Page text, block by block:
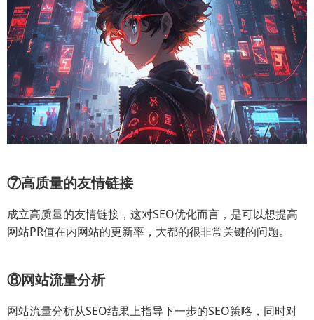
⑦高质量的友情链接
成立高质量的友情链接，这对SEO优化而言，是可以想提高
网站PR值在内网站的更新率，大都的很非常关键的问题。
⑧网站流量分析
网站流量分析从SEO结果上指导下一步的SEO策略，同时对